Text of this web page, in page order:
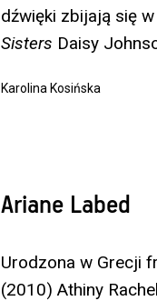
dźwięki zbijają się
Sisters Daisy
Karolina Kosińska
Ariane Labed
Urodzona w Grecji
(2010) Athiny